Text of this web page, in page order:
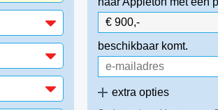
beschikbaar komt.
extra opties